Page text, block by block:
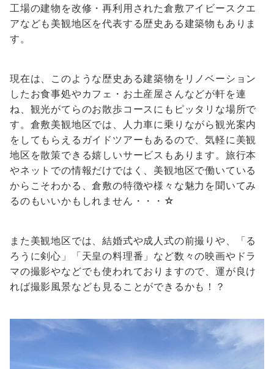
工場の建物を改修・再利用された倉敷アイビースクエ
アなども美観地区を代表する歴史ある建築物もありま
す。
現在は、このような歴史ある建築物をリノベーション
したお食事処やカフェ・お土産屋さんなどが軒を連
ね、観光がてらのお散歩コースにもピッタリな場所で
す。倉敷美観地区では、人力車に乗りながら観光案内
をしてもらえるガイドツアーもあるので、気軽に美観
地区を散策できる嬉しいサービスもあります。旅行本
やネットでの情報だけではく、美観地区で働いている
からこそわかる、倉敷の特徴や様々な魅力を聞いてみ
るのもいいかもしれません・・・☆
また美観地区では、結婚式や成人式の前撮りや、「る
ろうに剣心」「天皇の料理番」など数々の映画やドラ
マの撮影やなどでも使われておりますので、運が良け
れば撮影風景なども見ることができるかも！？